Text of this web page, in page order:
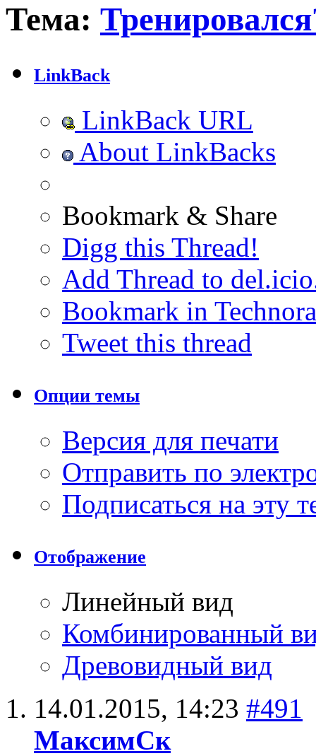
Тема:
LinkBack
LinkBack URL
About LinkBacks
Bookmark & Share
Digg this Thread!
Add Thread to
Bookmark in
Tweet this thread
Опции темы
Версия для печати
Отправить по
Подписаться на эту
Отображение
Линейный вид
Комбинированный
Древовидный вид
14.01.2015, 14:23 #491
МаксимСк